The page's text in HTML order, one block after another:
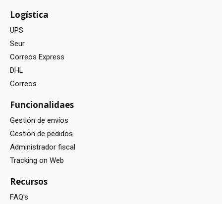
Logística
UPS
Seur
Correos Express
DHL
Correos
Funcionalidaes
Gestión de envíos
Gestión de pedidos
Administrador fiscal
Tracking on Web
Recursos
FAQ's